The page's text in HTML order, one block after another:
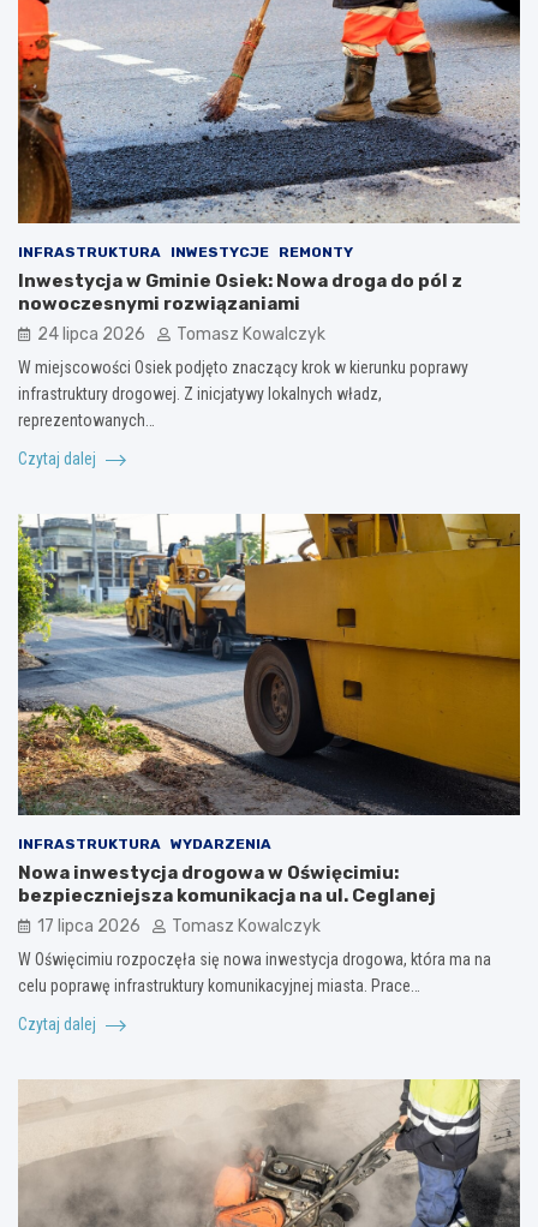
INFRASTRUKTURA INWESTYCJE REMONTY
Inwestycja w Gminie Osiek: Nowa droga do pól z
nowoczesnymi rozwiązaniami
24 lipca 2026 Tomasz Kowalczyk
W miejscowości Osiek podjęto znaczący krok w kierunku poprawy
infrastruktury drogowej. Z inicjatywy lokalnych władz,
reprezentowanych…
Czytaj dalej
INFRASTRUKTURA WYDARZENIA
Nowa inwestycja drogowa w Oświęcimiu:
bezpieczniejsza komunikacja na ul. Ceglanej
17 lipca 2026 Tomasz Kowalczyk
W Oświęcimiu rozpoczęła się nowa inwestycja drogowa, która ma na
celu poprawę infrastruktury komunikacyjnej miasta. Prace…
Czytaj dalej